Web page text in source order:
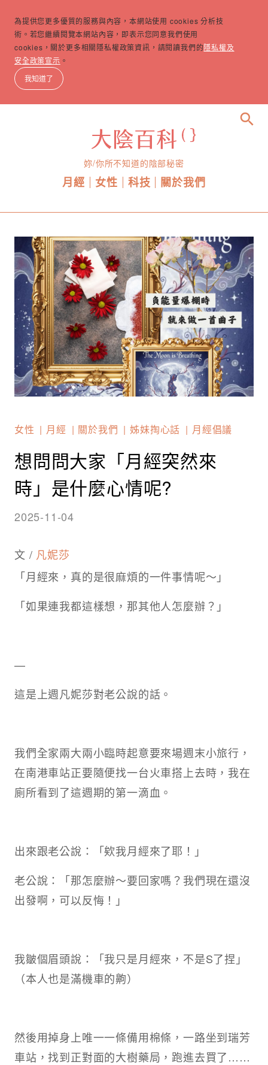
為提供您更多優質的服務與內容，本網站使用 cookies 分析技
術。若您繼續閱覽本網站內容，即表示您同意我們使用
cookies，關於更多相關隱私權政策資訊，請閱讀我們的隱私權及
安全政策宣示 。
我知道了
妳/你所不知道的陰部秘密
月經 女性 科技 關於我們
search
女性 月經 關於我們 姊妹掏心話 月經倡議
想問問大家「月經突然來
時」是什麼心情呢?
2025-11-04
文 / 凡妮莎
「月經來，真的是很麻煩的一件事情呢～」
「如果連我都這樣想，那其他人怎麼辦？」
—
這是上週凡妮莎對老公說的話。
我們全家兩大兩小臨時起意要來場週末小旅行，
在南港車站正要隨便找一台火車搭上去時，我在
廁所看到了這週期的第一滴血。
出來跟老公說：「欸我月經來了耶！」
老公說：「那怎麼辦～要回家嗎？我們現在還沒
出發啊，可以反悔！」
我皺個眉頭說：「我只是月經來，不是S了捏」
（本人也是滿機車的齁）
然後用掉身上唯一一條備用棉條，一路坐到瑞芳
車站，找到正對面的大樹藥局，跑進去買了……